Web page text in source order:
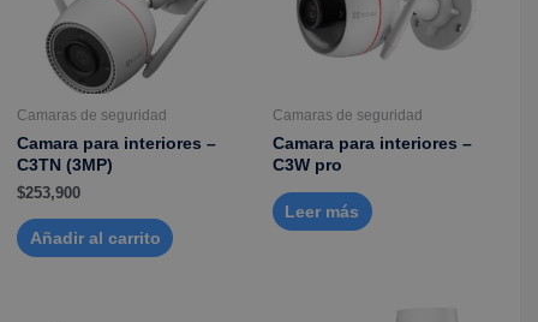
Camaras de seguridad
Camara para interiores –
C3TN (3MP)
$253,900
Añadir al carrito
Camaras de seguridad
Camara para interiores –
C3W pro
Leer más